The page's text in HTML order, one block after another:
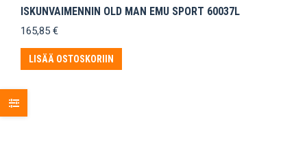
ISKUNVAIMENNIN OLD MAN EMU SPORT 60037L
165,85 €
LISÄÄ OSTOSKORIIN